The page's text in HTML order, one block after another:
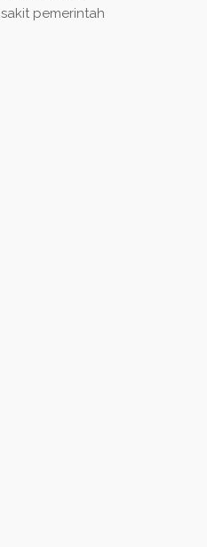
pemerintah